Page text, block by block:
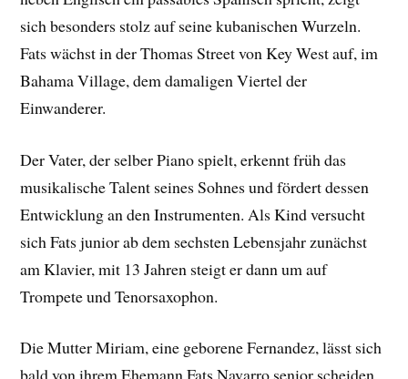
sich besonders stolz auf seine kubanischen Wurzeln.
Fats wächst in der Thomas Street von Key West auf, im
Bahama Village, dem damaligen Viertel der
Einwanderer.
Der Vater, der selber Piano spielt, erkennt früh das
musikalische Talent seines Sohnes und fördert dessen
Entwicklung an den Instrumenten. Als Kind versucht
sich Fats junior ab dem sechsten Lebensjahr zunächst
am Klavier, mit 13 Jahren steigt er dann um auf
Trompete und Tenorsaxophon.
Die Mutter Miriam, eine geborene Fernandez, lässt sich